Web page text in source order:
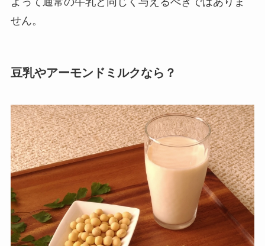
せん。
豆乳やアーモンドミルクなら？